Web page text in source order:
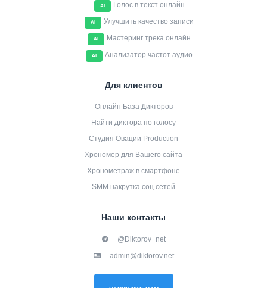
AI Голос в текст онлайн
AI Улучшить качество записи
AI Мастеринг трека онлайн
AI Анализатор частот аудио
Для клиентов
Онлайн База Дикторов
Найти диктора по голосу
Студия Овации Production
Хрономер для Вашего сайта
Хронометраж в смартфоне
SMM накрутка соц сетей
Наши контакты
@Diktorov_net
admin@diktorov.net